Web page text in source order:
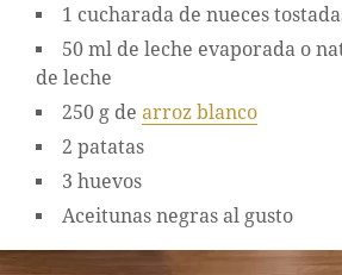
1 cucharada de nueces
50 ml de leche evaporada o
de leche
250 g de arroz blanco
2 patatas
3 huevos
Aceitunas negras al gusto